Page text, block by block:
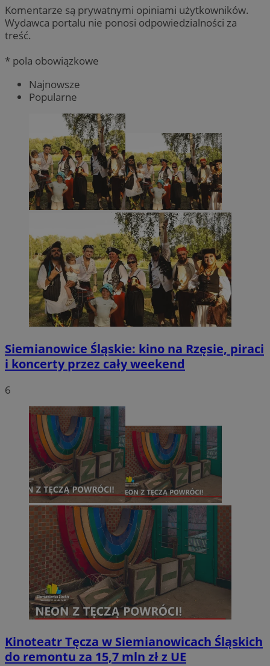
Komentarze są prywatnymi opiniami użytkowników.
Wydawca portalu nie ponosi odpowiedzialności za
treść.
* pola obowiązkowe
Najnowsze
Popularne
Siemianowice Śląskie: kino na Rzęsie, piraci
i koncerty przez cały weekend
6
Kinoteatr Tęcza w Siemianowicach Śląskich
do remontu za 15,7 mln zł z UE